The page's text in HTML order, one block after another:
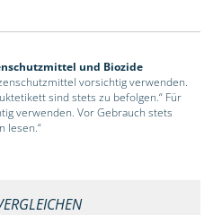
und Biozide
vorsichtig verwenden.
sind stets zu befolgen.“ Für
verwenden. Vor Gebrauch stets
lesen.“